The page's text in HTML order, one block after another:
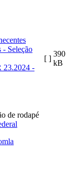
23.2024 -
[ ]
390
kB
de rodapé